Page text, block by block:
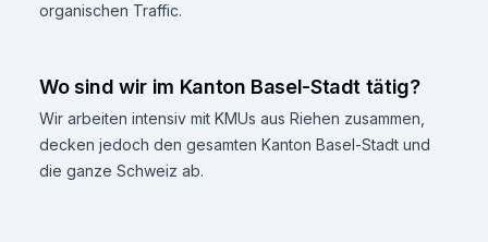
organischen Traffic.
Wo sind wir im Kanton Basel-Stadt tätig?
Wir arbeiten intensiv mit KMUs aus Riehen zusammen,
decken jedoch den gesamten Kanton Basel-Stadt und
die ganze Schweiz ab.